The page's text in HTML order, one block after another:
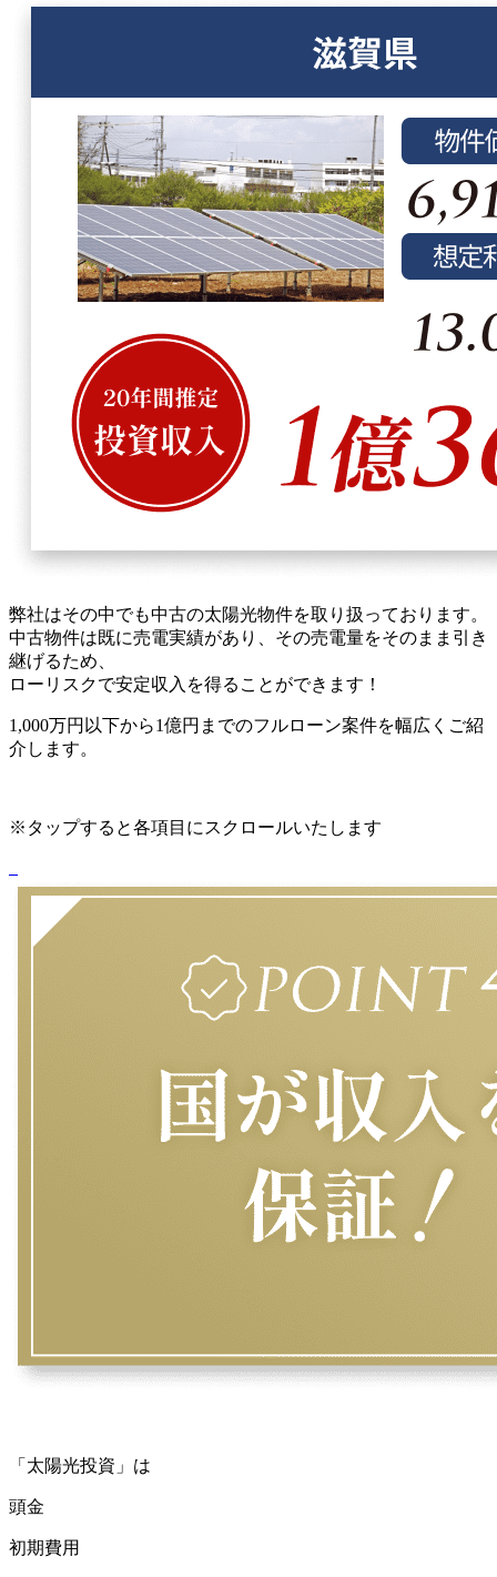
弊社はその中でも中古の太陽光物件を取り扱っております。
中古物件は既に売電実績があり、その売電量をそのまま引き
継げるため、
ローリスクで安定収入 を得ることができます！
1,000万円以下から1億円までのフルローン案件を幅広くご紹
介します。
※タップすると各項目にスクロールいたします
「太陽光投資」 は
頭金
初期費用